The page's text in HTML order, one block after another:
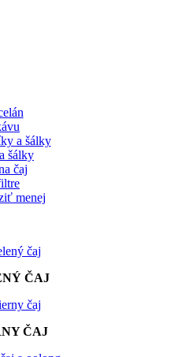
a šálky
šálky
čaj
menej
ČAJ
ČAJ